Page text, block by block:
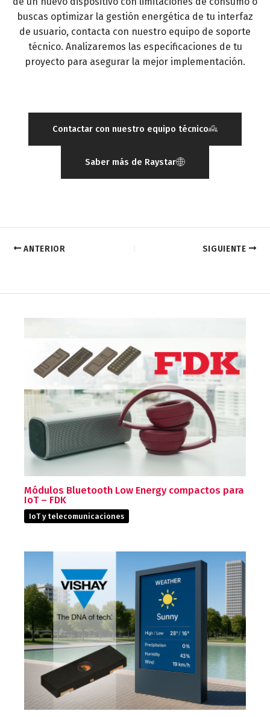
buscas optimizar la gestión energética de tu interfaz
de usuario, contacta con nuestro equipo de soporte
técnico. Analizaremos las especificaciones de tu
proyecto para asegurar la mejor implementación.
Contactar con nuestro equipo técnico
Saber más de Raystar
ANTERIOR SIGUIENTE
Módulos Bluetooth Low Energy compactos para
IoT – FDK
IoT y telecomunicaciones